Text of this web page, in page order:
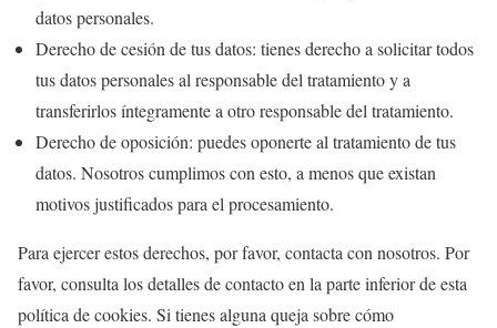
datos personales.
Derecho de cesión de tus datos: tienes derecho a solicitar todos
tus datos personales al responsable del tratamiento y a
transferirlos íntegramente a otro responsable del tratamiento.
Derecho de oposición: puedes oponerte al tratamiento de tus
datos. Nosotros cumplimos con esto, a menos que existan
motivos justificados para el procesamiento.
Para ejercer estos derechos, por favor, contacta con nosotros. Por
favor, consulta los detalles de contacto en la parte inferior de esta
política de cookies. Si tienes alguna queja sobre cómo